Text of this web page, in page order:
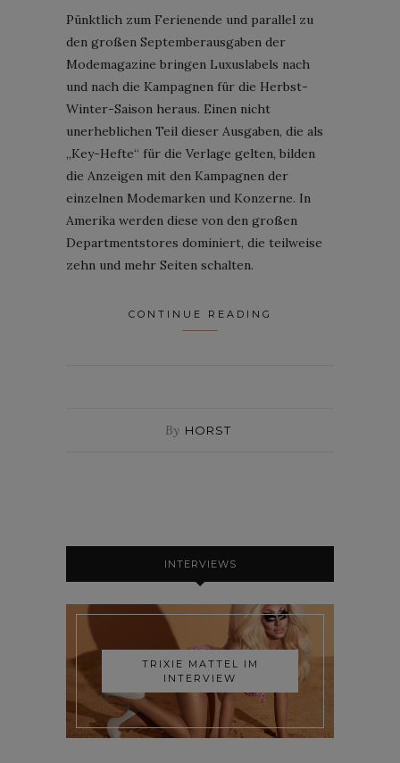
Pünktlich zum Ferienende und parallel zu
den großen Septemberausgaben der
Modemagazine bringen Luxuslabels nach
und nach die Kampagnen für die Herbst-
Winter-Saison heraus. Einen nicht
unerheblichen Teil dieser Ausgaben, die als
„Key-Hefte“ für die Verlage gelten, bilden
die Anzeigen mit den Kampagnen der
einzelnen Modemarken und Konzerne. In
Amerika werden diese von den großen
Departmentstores dominiert, die teilweise
zehn und mehr Seiten schalten.
CONTINUE READING
By HORST
INTERVIEWS
TRIXIE MATTEL IM
INTERVIEW